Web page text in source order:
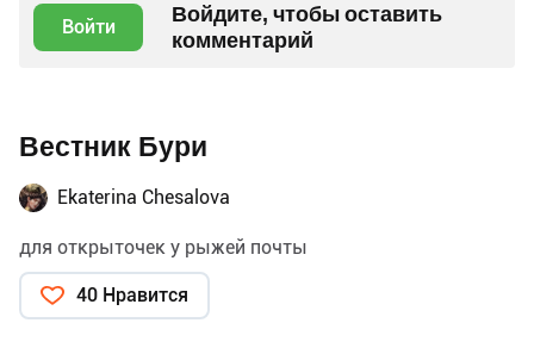
Войти
Войдите, чтобы оставить
комментарий
Вестник Бури
Ekaterina Chesalova
для открыточек у рыжей почты
40 Нравится